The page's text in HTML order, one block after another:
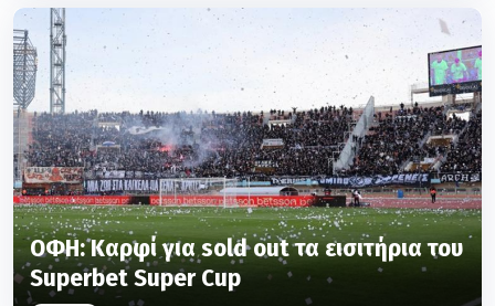
ΟΦΗ: Καρφί για sold out τα εισιτήρια του
Superbet Super Cup